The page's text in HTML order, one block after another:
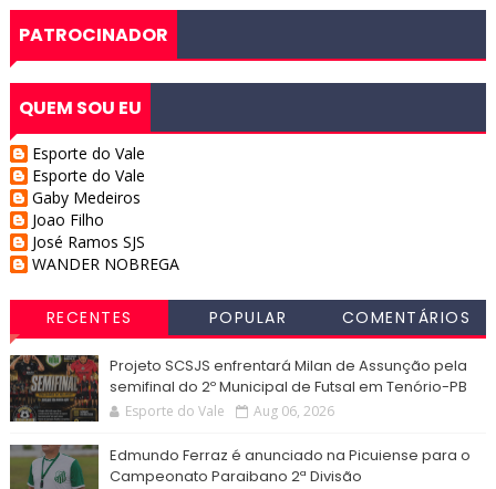
PATROCINADOR
QUEM SOU EU
Esporte do Vale
Esporte do Vale
Gaby Medeiros
Joao Filho
José Ramos SJS
WANDER NOBREGA
RECENTES POPULAR COMENTÁRIOS
Projeto SCSJS enfrentará Milan de Assunção pela
semifinal do 2º Municipal de Futsal em Tenório-PB
Esporte do Vale Aug 06, 2026
Edmundo Ferraz é anunciado na Picuiense para o
Campeonato Paraibano 2ª Divisão